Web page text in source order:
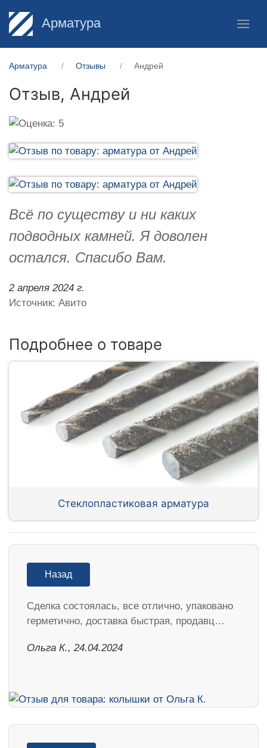
Арматура
Арматура Отзывы Андрей
Отзыв, Андрей
Всё по существу и ни каких
подводных камней. Я доволен
остался. Спасибо Вам.
2 апреля 2024 г.
Источник: Авито
Подробнее о товаре
Стеклопластиковая арматура
Назад
Сделка состоялась, все отлично, упаковано
герметично, доставка быстрая, продавц…
Ольга К., 24.04.2024